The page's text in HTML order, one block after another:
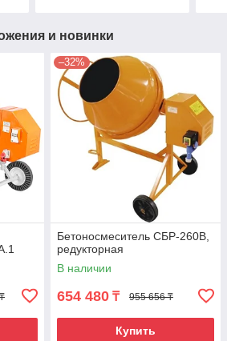
и новинки
–32%
Бетоносмеситель СБР-260В,
редукторная
В наличии
654 480 ₸ 955 656 ₸
Купить